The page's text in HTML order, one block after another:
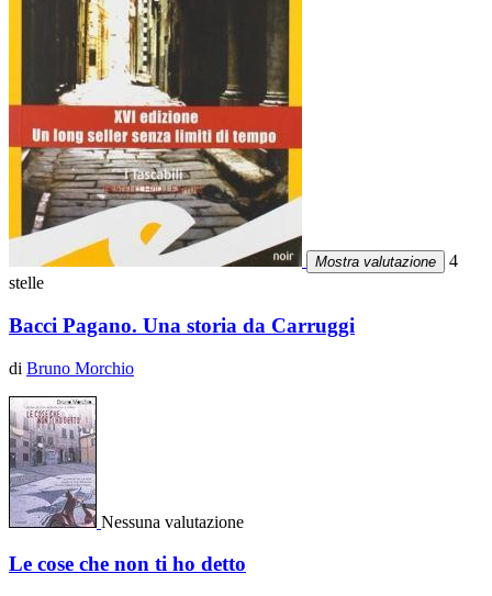
Mostra valutazione
4
stelle
Bacci Pagano. Una storia da Carruggi
di Bruno Morchio
Nessuna valutazione
Le cose che non ti ho detto